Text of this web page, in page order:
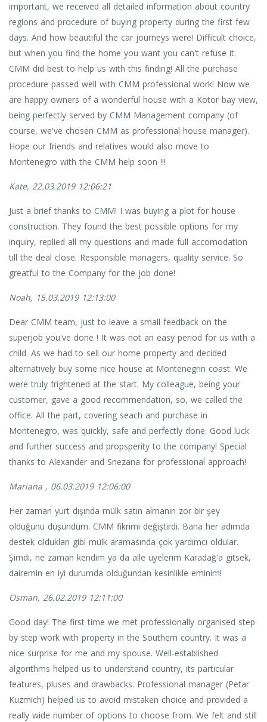
important, we received all detailed information about country
regions and procedure of buying property during the first few
days. And how beautiful the car journeys were! Difficult choice,
but when you find the home you want you can't refuse it.
CMM did best to help us with this finding! All the purchase
procedure passed well with CMM professional work! Now we
are happy owners of a wonderful house with a Kotor bay view,
being perfectly served by CMM Management company (of
course, we've chosen CMM as professional house manager).
Hope our friends and relatives would also move to
Montenegro with the CMM help soon !!!
Kate, 22.03.2019 12:06:21
Just a brief thanks to CMM! I was buying a plot for house
construction. They found the best possible options for my
inquiry, replied all my questions and made full accomodation
till the deal close. Responsible managers, quality service. So
greatful to the Company for the job done!
Noah, 15.03.2019 12:13:00
Dear CMM team, just to leave a small feedback on the
superjob you've done ! It was not an easy period for us with a
child. As we had to sell our home property and decided
alternatively buy some nice house at Montenegrin coast. We
were truly frightened at the start. My colleague, being your
customer, gave a good recommendation, so, we called the
office. All the part, covering seach and purchase in
Montenegro, was quickly, safe and perfectly done. Good luck
and further success and propsperity to the company! Special
thanks to Alexander and Snezana for professional approach!
Mariana , 06.03.2019 12:06:00
Her zaman yurt dışında mülk satın almanın zor bir şey
olduğunu düşündüm. CMM fikrimi değiştirdi. Bana her adımda
destek oldukları gibi mülk aramasında çok yardımcı oldular.
Şimdi, ne zaman kendim ya da aile üyelerim Karadağ'a gitsek,
dairemin en iyi durumda olduğundan kesinlikle eminim!
Osman, 26.02.2019 12:11:00
Good day! The first time we met professionally organised step
by step work with property in the Southern country. It was a
nice surprise for me and my spouse. Well-established
algorithms helped us to understand country, its particular
features, pluses and drawbacks. Professional manager (Petar
Kuzmich) helped us to avoid mistaken choice and provided a
really wide number of options to choose from. We felt and still